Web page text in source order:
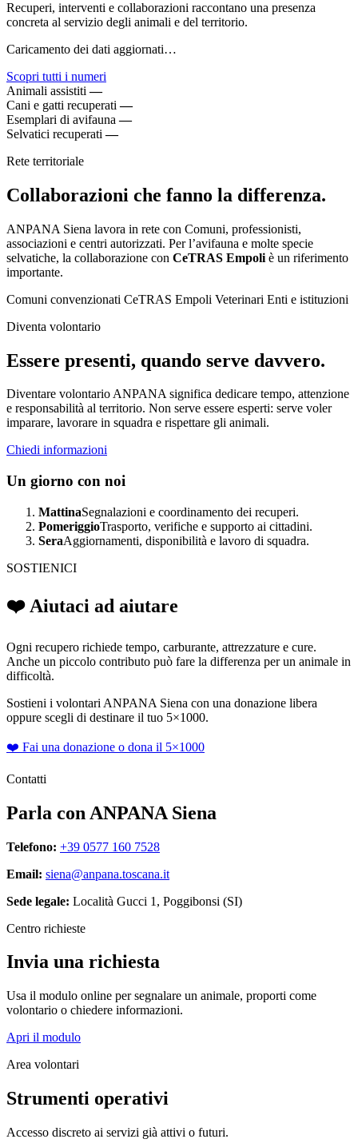
Recuperi, interventi e collaborazioni raccontano una presenza
concreta al servizio degli animali e del territorio.
Caricamento dei dati aggiornati…
Scopri tutti i numeri
Animali assistiti —
Cani e gatti recuperati —
Esemplari di avifauna —
Selvatici recuperati —
Rete territoriale
Collaborazioni che fanno la differenza.
ANPANA Siena lavora in rete con Comuni, professionisti,
associazioni e centri autorizzati. Per l’avifauna e molte specie
selvatiche, la collaborazione con CeTRAS Empoli è un riferimento
importante.
Comuni convenzionati CeTRAS Empoli Veterinari Enti e istituzioni
Diventa volontario
Essere presenti, quando serve davvero.
Diventare volontario ANPANA significa dedicare tempo, attenzione
e responsabilità al territorio. Non serve essere esperti: serve voler
imparare, lavorare in squadra e rispettare gli animali.
Chiedi informazioni
Un giorno con noi
MattinaSegnalazioni e coordinamento dei recuperi.
PomeriggioTrasporto, verifiche e supporto ai cittadini.
SeraAggiornamenti, disponibilità e lavoro di squadra.
SOSTIENICI
❤️ Aiutaci ad aiutare
Ogni recupero richiede tempo, carburante, attrezzature e cure.
Anche un piccolo contributo può fare la differenza per un animale in
difficoltà.
Sostieni i volontari ANPANA Siena con una donazione libera
oppure scegli di destinare il tuo 5×1000.
❤️ Fai una donazione o dona il 5×1000
Contatti
Parla con ANPANA Siena
Telefono: +39 0577 160 7528
Email: siena@anpana.toscana.it
Sede legale: Località Gucci 1, Poggibonsi (SI)
Centro richieste
Invia una richiesta
Usa il modulo online per segnalare un animale, proporti come
volontario o chiedere informazioni.
Apri il modulo
Area volontari
Strumenti operativi
Accesso discreto ai servizi già attivi o futuri.